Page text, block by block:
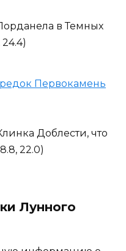
в Темных
Первокамень
Доблести, что
22.0)
Лунного